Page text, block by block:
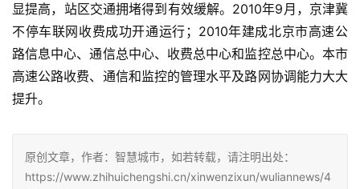
显提高，站区交通拥堵得到有效缓解。2010年9月，京津冀
不停车联网收费成功开通运行；2010年建成北京市高速公
路信息中心、通信总中心、收费总中心和监控总中心。本市
高速公路收费、通信和监控的管理水平及路网协调能力大大
提升。
原创文章，作者：智慧城市，如若转载，请注明出处：
https://www.zhihuichengshi.cn/xinwenzixun/wuliannews/4